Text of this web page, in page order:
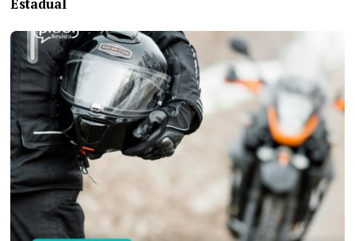
Estadual